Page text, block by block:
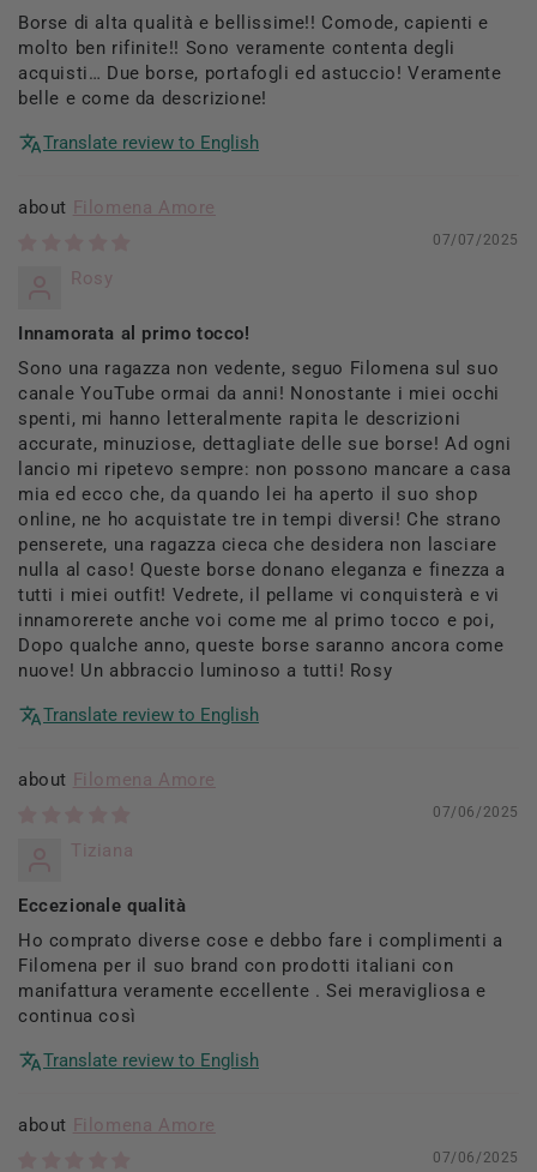
Borse di alta qualità e bellissime!! Comode, capienti e
molto ben rifinite!! Sono veramente contenta degli
acquisti… Due borse, portafogli ed astuccio! Veramente
belle e come da descrizione!
Translate review to English
Filomena Amore
07/07/2025
Rosy
Innamorata al primo tocco!
Sono una ragazza non vedente, seguo Filomena sul suo
canale YouTube ormai da anni! Nonostante i miei occhi
spenti, mi hanno letteralmente rapita le descrizioni
accurate, minuziose, dettagliate delle sue borse! Ad ogni
lancio mi ripetevo sempre: non possono mancare a casa
mia ed ecco che, da quando lei ha aperto il suo shop
online, ne ho acquistate tre in tempi diversi! Che strano
penserete, una ragazza cieca che desidera non lasciare
nulla al caso! Queste borse donano eleganza e finezza a
tutti i miei outfit! Vedrete, il pellame vi conquisterà e vi
innamorerete anche voi come me al primo tocco e poi,
Dopo qualche anno, queste borse saranno ancora come
nuove! Un abbraccio luminoso a tutti! Rosy
Translate review to English
Filomena Amore
07/06/2025
Tiziana
Eccezionale qualità
Ho comprato diverse cose e debbo fare i complimenti a
Filomena per il suo brand con prodotti italiani con
manifattura veramente eccellente . Sei meravigliosa e
continua così
Translate review to English
Filomena Amore
07/06/2025